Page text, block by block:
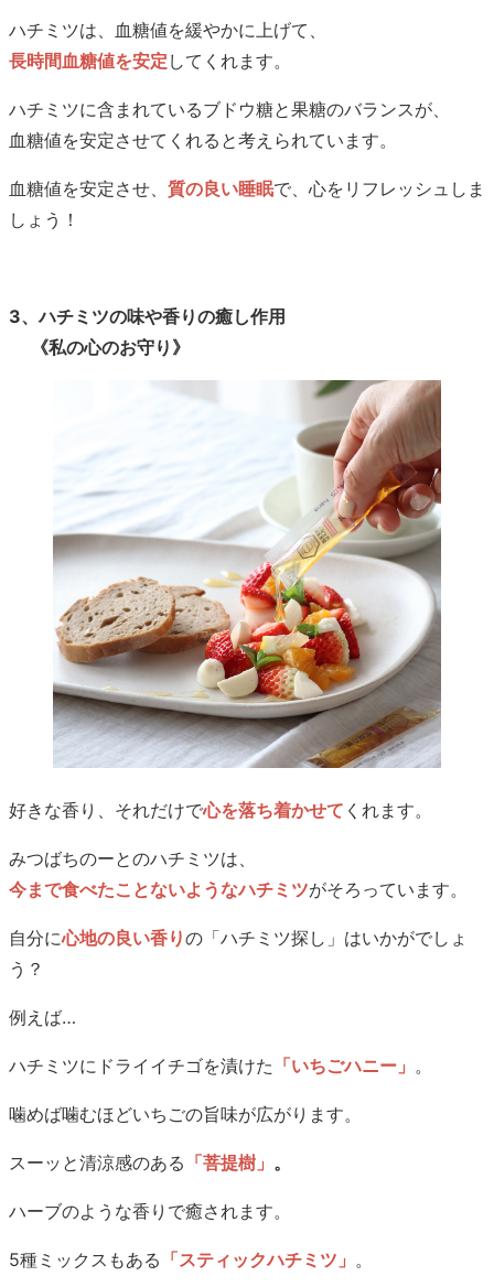
ハチミツは、血糖値を緩やかに上げて、
長時間血糖値を安定 してくれます。
ハチミツに含まれているブドウ糖と果糖のバランスが、
血糖値を安定させてくれると考えられています。
血糖値を安定させ、 質の良い睡眠で、心をリフレッシュしま
しょう！
3、ハチミツの味や香りの癒し作用
《私の心のお守り》
好きな香り、それだけで心を落ち着かせて くれます。
みつばちのーとのハチミツは、
今まで食べたことないようなハチミツがそろっています。
自分に心地の良い香りの「ハチミツ探し」はいかがでしょ
う？
例えば…
ハチミツにドライイチゴを漬けた 「いちごハニー」 。
噛めば噛むほどいちごの旨味が広がります。
スーッと清涼感のある 「菩提樹」 。
ハーブのような香りで癒されます。
5種ミックスもある 「スティックハチミツ」 。